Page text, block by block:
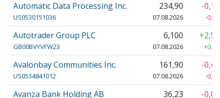
Automatic Data Processing Inc.
US0530151036
234,90
07.08.2026
-
-
Autotrader Group PLC
GB00BVYVFW23
6,100
07.08.2026
Avalonbay Communities Inc.
US0534841012
161,90
07.08.2026
-
-
Avanza Bank Holding AB 36,23 -